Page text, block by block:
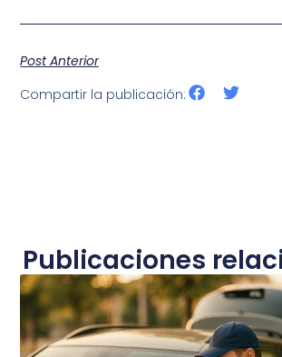
Post Anterior
Compartir la publicación:
Publicaciones